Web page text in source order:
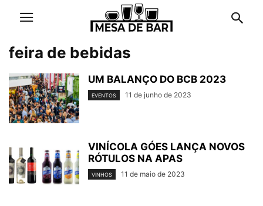
feira de bebidas
UM BALANÇO DO BCB 2023
EVENTOS 11 de junho de 2023
VINÍCOLA GÓES LANÇA NOVOS
RÓTULOS NA APAS
VINHOS 11 de maio de 2023